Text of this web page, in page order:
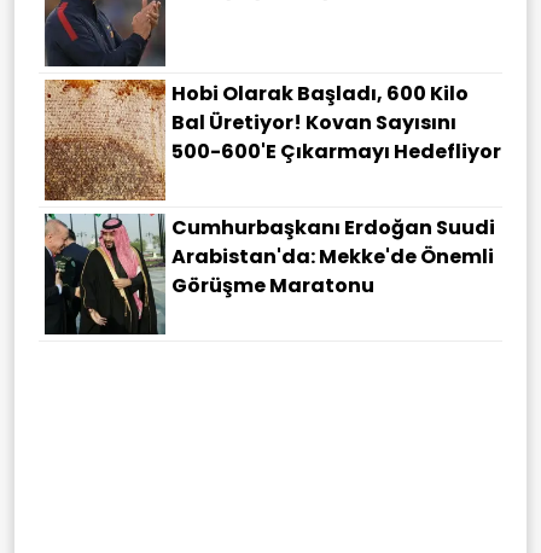
Hobi Olarak Başladı, 600 Kilo
Bal Üretiyor! Kovan Sayısını
500-600'e Çıkarmayı Hedefliyor
Cumhurbaşkanı Erdoğan Suudi
Arabistan'da: Mekke'de Önemli
Görüşme Maratonu